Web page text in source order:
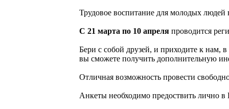
Трудовое воспитание для молодых людей
С 21 марта по 10 апреля проводится
Бери с собой друзей, и приходите к
вы сможете получить дополнительную
Отличная возможность провести
Анкеты необходимо предоствить лично